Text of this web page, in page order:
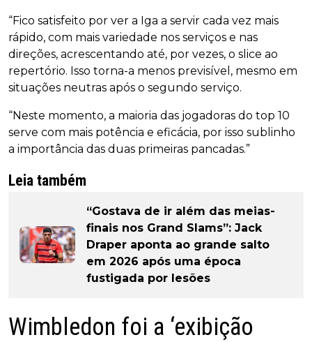
“Fico satisfeito por ver a Iga a servir cada vez mais
rápido, com mais variedade nos serviços e nas
direções, acrescentando até, por vezes, o slice ao
repertório. Isso torna-a menos previsível, mesmo em
situações neutras após o segundo serviço.
“Neste momento, a maioria das jogadoras do top 10
serve com mais potência e eficácia, por isso sublinho
a importância das duas primeiras pancadas.”
Leia também
“Gostava de ir além das meias-
finais nos Grand Slams”: Jack
Draper aponta ao grande salto
em 2026 após uma época
fustigada por lesões
Wimbledon foi a ‘exibição